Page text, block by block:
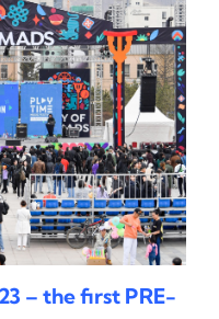
– the first PRE-